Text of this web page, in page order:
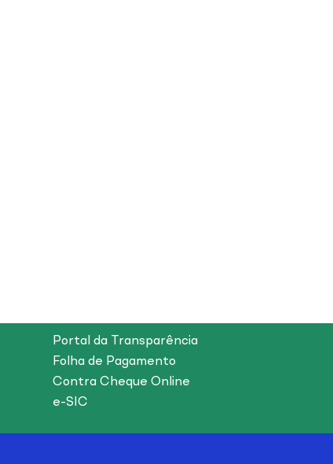
Portal da Transparência
Folha de Pagamento
Contra Cheque Online
e-SIC